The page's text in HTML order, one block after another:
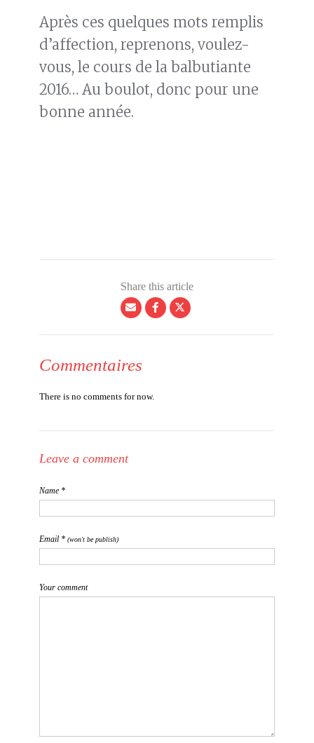
Après ces quelques mots remplis
d’affection, reprenons, voulez-
vous, le cours de la balbutiante
2016… Au boulot, donc pour une
bonne année.
Share this article
Commentaires
There is no comments for now.
Leave a comment
Name *
Email * (won't be publish)
Your comment